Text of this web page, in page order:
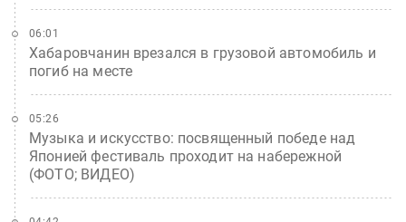
Хабаровчанин врезался в грузовой автомобиль и
погиб на месте
06:01
Музыка и искусство: посвященный победе над
Японией фестиваль проходит на набережной
(ФОТО; ВИДЕО)
05:26